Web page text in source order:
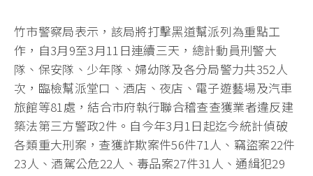
竹市警察局表示，該局將打擊黑道幫派列為重點工
作，自3月9至3月11日連續三天，總計動員刑警大
隊、保安隊、少年隊、婦幼隊及各分局警力共352人
次，臨檢幫派堂口、酒店、夜店、電子遊藝場及汽車
旅館等81處，結合市府執行聯合稽查查獲業者違反建
築法第三方警政2件。自今年3月1日起迄今統計偵破
各類重大刑案，查獲詐欺案件56件71人、竊盜案22件
23人、酒駕公危22人、毒品案27件31人、通緝犯29